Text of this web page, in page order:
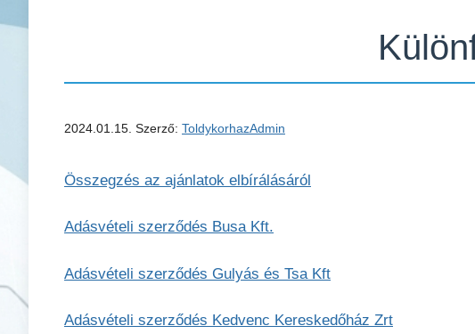
2024.01.15. Szerző: ToldykorhazAdmin
Összegzés az ajánlatok elbírálásáról
Adásvételi szerződés Busa Kft.
Adásvételi szerződés Gulyás és Tsa Kft
Adásvételi szerződés Kedvenc Kereskedőház Zrt